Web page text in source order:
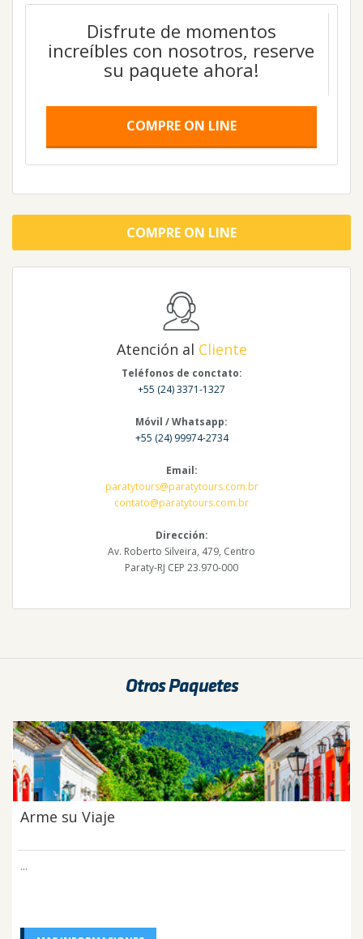
Disfrute de momentos
increíbles con nosotros, reserve
su paquete ahora!
COMPRE ON LINE
COMPRE ON LINE
Atención al Cliente
Teléfonos de conctato:
+55 (24) 3371-1327
Móvil / Whatsapp:
+55 (24) 99974-2734
Email:
paratytours@paratytours.com.br
contato@paratytours.com.br
Dirección:
Av. Roberto Silveira, 479, Centro
Paraty-RJ CEP 23.970-000
Otros Paquetes
Arme su Viaje
...